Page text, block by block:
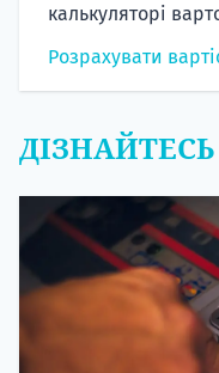
калькуляторі
Розрахувати